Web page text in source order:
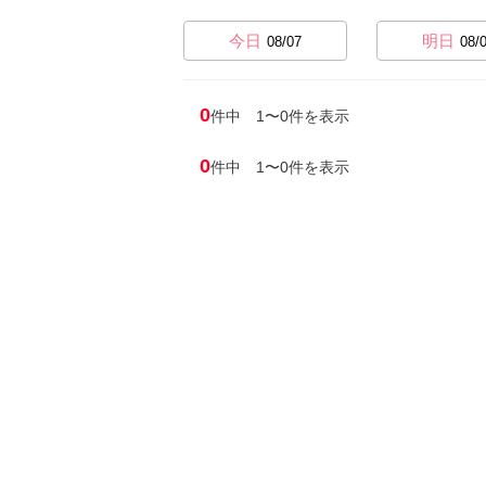
今日 08/07 明日 08/
0件中 1〜0件を表示
0件中 1〜0件を表示